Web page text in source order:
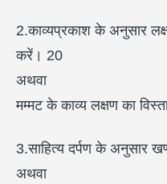
2.काव्यप्रकाश के अनुसार
करें। 20
अथवा
मम्मट के काव्य लक्षण का
3.साहित्य दर्पण के अनुसार
अथवा